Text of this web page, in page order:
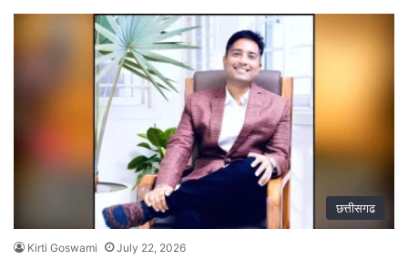
छत्तीसगढ
Kirti Goswami July 22, 2026